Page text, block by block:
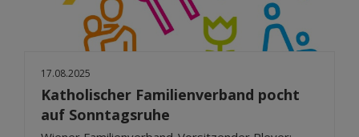
17.08.2025
Katholischer Familienverband pocht
auf Sonntagsruhe